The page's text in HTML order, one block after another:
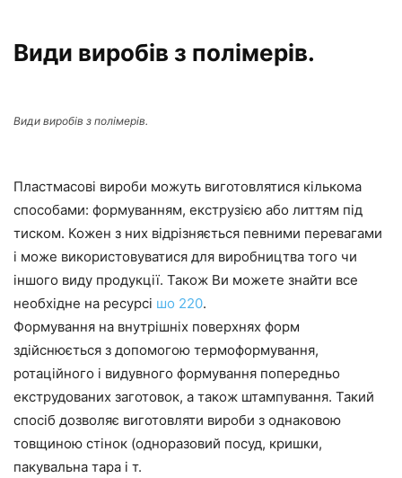
Види виробів з полімерів.
Види виробів з полімерів.
Пластмасові вироби можуть виготовлятися кількома
способами: формуванням, екструзією або литтям під
тиском. Кожен з них відрізняється певними перевагами
і може використовуватися для виробництва того чи
іншого виду продукції. Також Ви можете знайти все
необхідне на ресурсі шо 220.
Формування на внутрішніх поверхнях форм
здійснюється з допомогою термоформування,
ротаційного і видувного формування попередньо
екструдованих заготовок, а також штампування. Такий
спосіб дозволяє виготовляти вироби з однаковою
товщиною стінок (одноразовий посуд, кришки,
пакувальна тара і т.